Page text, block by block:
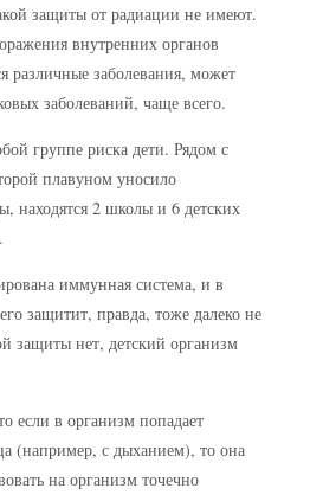
защиты от радиации не имеют.
внутренних органов
различные заболевания, может
заболеваний, чаще всего.
группе риска дети. Рядом с
плавуном уносило
находятся 2 школы и 6 детских
иммунная система, и в
защитит, правда, тоже далеко не
защиты нет, детский организм
если в организм попадает
(например, с дыханием), то она
на организм точечно